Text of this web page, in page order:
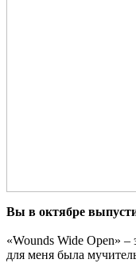
Вы в октябре
«Wounds Wide Open»
для меня была